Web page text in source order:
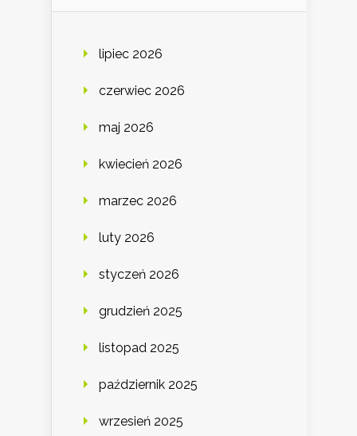
lipiec 2026
czerwiec 2026
maj 2026
kwiecień 2026
marzec 2026
luty 2026
styczeń 2026
grudzień 2025
listopad 2025
październik 2025
wrzesień 2025